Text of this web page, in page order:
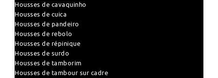
Housses de cavaquinho
Housses de cuica
Housses de pandeiro
Housses de rebolo
Housses de répinique
Housses de surdo
Housses de tamborim
Housses de tambour sur cadre